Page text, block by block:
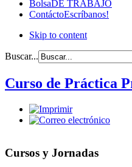
BolsaDE TRABAJO
ContáctoEscríbanos!
Skip to content
Buscar...
Curso de Práctica
Cursos y Jornadas